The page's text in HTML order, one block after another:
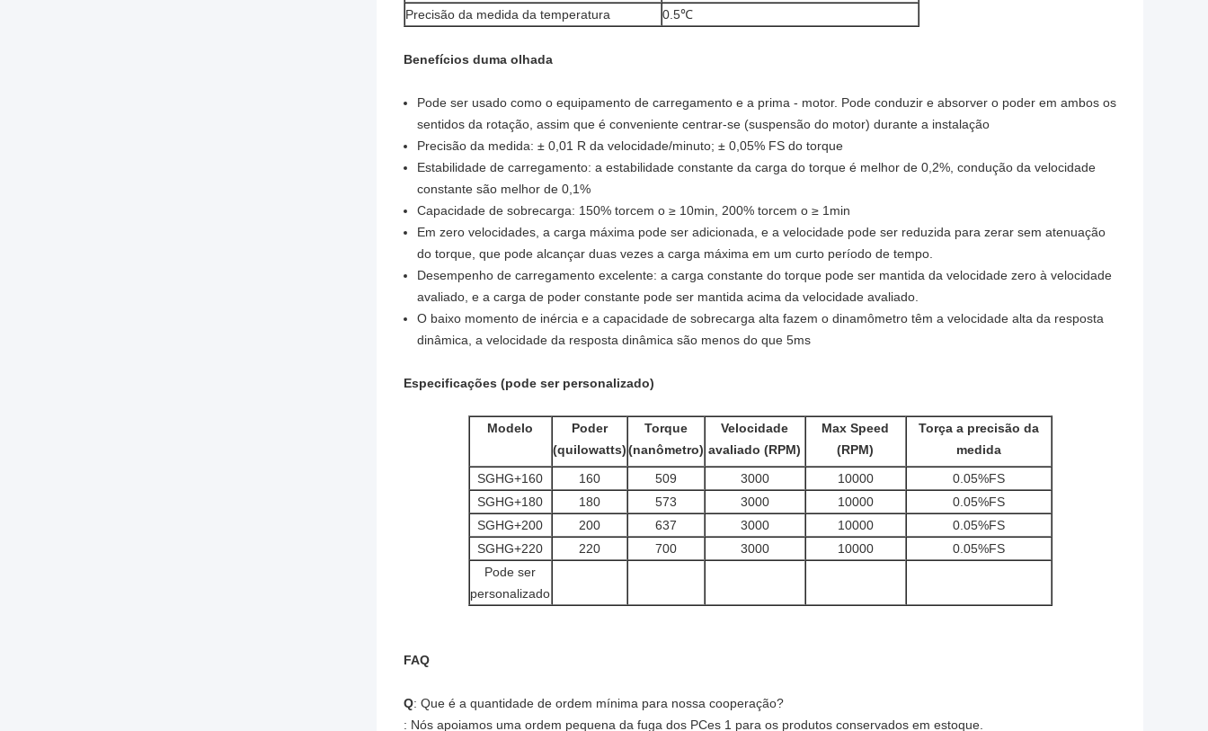
Precisão da medida da temperatura
0.5℃
Benefícios duma olhada
Pode ser usado como o equipamento de carregamento e a prima - motor. Pode conduzir e absorver o poder em ambos os
sentidos da rotação, assim que é conveniente centrar-se (suspensão do motor) durante a instalação
Precisão da medida: ± 0,01 R da velocidade/minuto; ± 0,05% FS do torque
Estabilidade de carregamento: a estabilidade constante da carga do torque é melhor de 0,2%, condução da velocidade
constante são melhor de 0,1%
Capacidade de sobrecarga: 150% torcem o ≥ 10min, 200% torcem o ≥ 1min
Em zero velocidades, a carga máxima pode ser adicionada, e a velocidade pode ser reduzida para zerar sem atenuação
do torque, que pode alcançar duas vezes a carga máxima em um curto período de tempo.
Desempenho de carregamento excelente: a carga constante do torque pode ser mantida da velocidade zero à velocidade
avaliado, e a carga de poder constante pode ser mantida acima da velocidade avaliado.
O baixo momento de inércia e a capacidade de sobrecarga alta fazem o dinamômetro têm a velocidade alta da resposta
dinâmica, a velocidade da resposta dinâmica são menos do que 5ms
Especificações (pode ser personalizado)
Modelo
Poder
(quilowatts)
Torque
(nanômetro)
Velocidade
avaliado (RPM)
Max Speed
(RPM)
Torça a precisão da
medida
SGHG+160
160 509 3000 10000
0.05%FS
SGHG+180
180 573 3000 10000
0.05%FS
SGHG+200
200 637 3000 10000
0.05%FS
SGHG+220
220 700 3000 10000
0.05%FS
Pode ser
personalizado
FAQ
Q: Que é a quantidade de ordem mínima para nossa cooperação?
: Nós apoiamos uma ordem pequena da fuga dos PCes 1 para os produtos conservados em estoque.